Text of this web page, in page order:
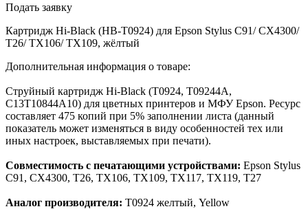
Подать заявку
Картридж Hi-Black (HB-T0924) для Epson Stylus C91/ CX4300/
T26/ TX106/ TX109, жёлтый
Дополнительная информация о товаре:
Струйный картридж Hi-Black (T0924, T09244A,
C13T10844A10) для цветных принтеров и МФУ Epson. Ресурс
составляет 475 копий при 5% заполнении листа (данный
показатель может изменяться в виду особенностей тех или
иных настроек, выставляемых при печати).
Совместимость с печатающими устройствами: Epson Stylus
C91, CX4300, T26, TX106, TX109, TX117, TX119, Т27
Аналог производителя: T0924 желтый, Yellow